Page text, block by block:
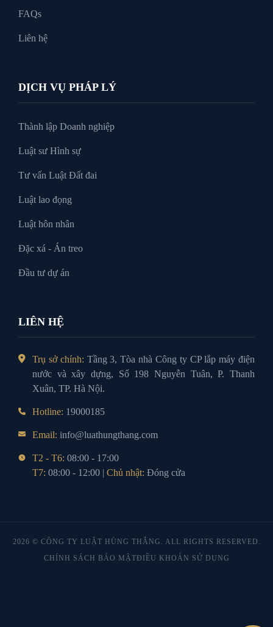
FAQs
Liên hệ
DỊCH VỤ PHÁP LÝ
Thành lập Doanh nghiệp
Luật sư Hình sự
Tư vấn Luật Đất đai
Luật lao đọng
Luật hôn nhân
Đặc xá - Án treo
Đầu tư dự án
LIÊN HỆ
Trụ sở chính: Tầng 3, Tòa nhà Công ty CP lắp máy điện
nước và xây dựng, Số 198 Nguyễn Tuân, P. Thanh
Xuân, TP. Hà Nội.
Hotline: 19000185
Email: info@luathungthang.com
T2 - T6: 08:00 - 17:00
T7: 08:00 - 12:00 |Chủ nhật:Đóng cửa
CHÍNH SÁCH BẢO MẬTĐIỀU KHOẢN SỬ DỤNG
2026 © CÔNG TY LUẬT HÙNG THẮNG. ALL RIGHTS RESERVED.